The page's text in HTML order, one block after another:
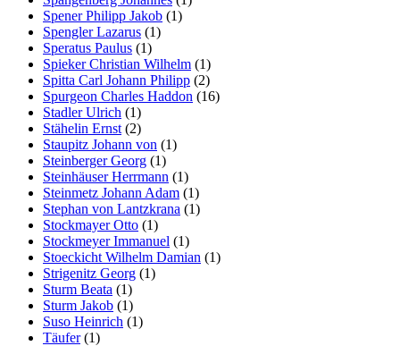
Spener Philipp Jakob (1)
Spengler Lazarus (1)
Speratus Paulus (1)
Spieker Christian Wilhelm (1)
Spitta Carl Johann Philipp (2)
Spurgeon Charles Haddon (16)
Stadler Ulrich (1)
Stähelin Ernst (2)
Staupitz Johann von (1)
Steinberger Georg (1)
Steinhäuser Herrmann (1)
Steinmetz Johann Adam (1)
Stephan von Lantzkrana (1)
Stockmayer Otto (1)
Stockmeyer Immanuel (1)
Stoeckicht Wilhelm Damian (1)
Strigenitz Georg (1)
Sturm Beata (1)
Sturm Jakob (1)
Suso Heinrich (1)
Täufer(1)